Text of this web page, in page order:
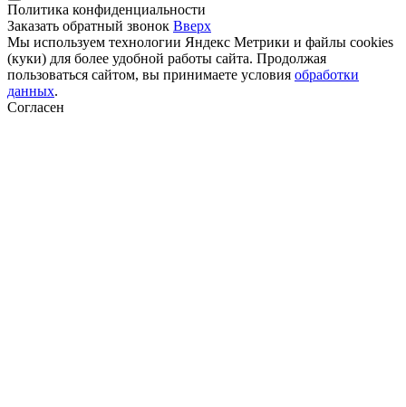
Политика конфиденциальности
Заказать обратный звонок Вверх
Мы используем технологии Яндекс Метрики и файлы cookies
(куки) для более удобной работы сайта. Продолжая
пользоваться сайтом, вы принимаете условия обработки
данных.
Согласен